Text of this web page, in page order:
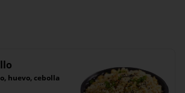
huevo, cebolla